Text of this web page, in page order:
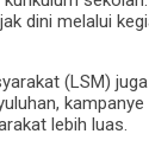
dini melalui
(LSM) juga
kampanye
lebih luas.